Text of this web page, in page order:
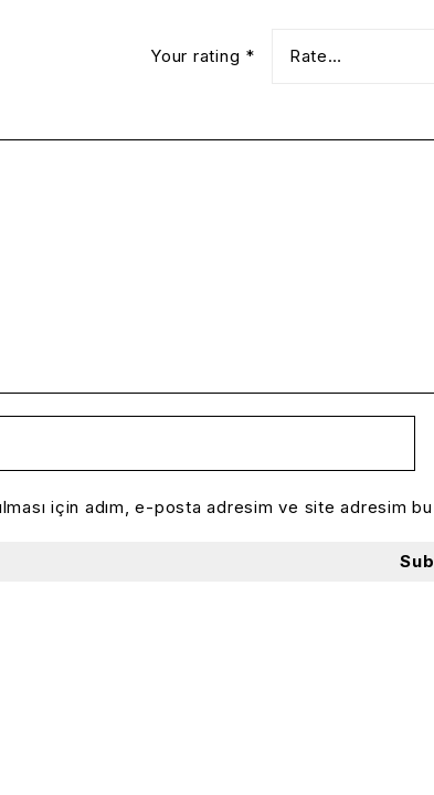
Your rating *
için adım, e-posta adresim ve site adresim